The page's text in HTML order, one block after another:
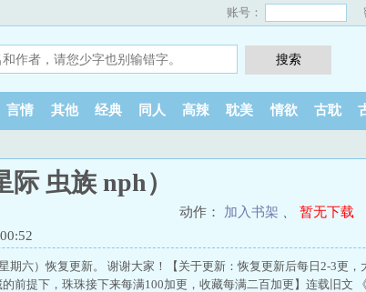
账号：
言情 其他 经典 同人 高辣 耽美 情欲 古耽
虫族 nph）
动作： 加入书架
暂无下载
期六）恢复更新。 谢谢大家！【关于更新：恢复更新后每日2-3更
前提下，珠珠接下来每满100加更，收藏每满二百加更】连载旧文